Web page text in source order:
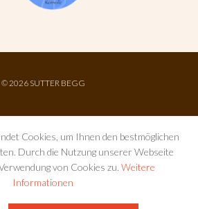
©2026 SUTTER BEGG
Cookies, um Ihnen den bestmöglichen
Durch die Nutzung unserer Webseite
von Cookies zu. Weitere
Informationen